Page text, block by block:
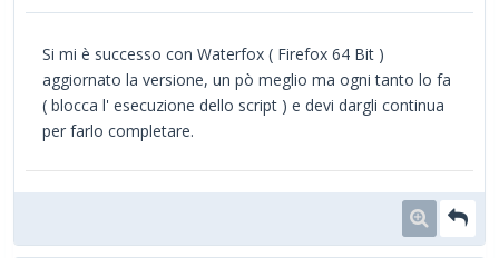
Si mi è successo con Waterfox ( Firefox 64 Bit )
aggiornato la versione, un pò meglio ma ogni tanto lo fa
( blocca l' esecuzione dello script ) e devi dargli continua
per farlo completare.